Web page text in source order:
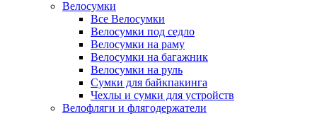
Велосумки
Все Велосумки
Велосумки под седло
Велосумки на раму
Велосумки на багажник
Велосумки на руль
Сумки для байкпакинга
Чехлы и сумки для устройств
Велофляги и флягодержатели